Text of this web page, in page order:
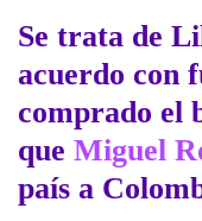
Se trata de
acuerdo con
comprado el
que Miguel
país a